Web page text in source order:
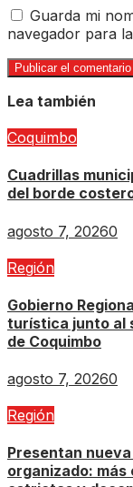
Guarda mi
navegador para
Lea también
Coquimbo
Cuadrillas
del borde
agosto 7, 20260
Región
Gobierno
turística junto al
de Coquimbo
agosto 7, 20260
Región
Presentan
organizado: